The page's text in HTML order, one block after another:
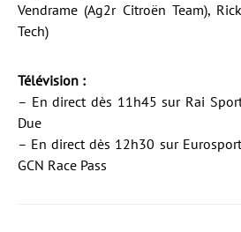
Vendrame (Ag2r Citroën Team),
Tech)
Télévision :
– En direct dès 11h45 sur Rai
Due
– En direct dès 12h30 sur
GCN Race Pass